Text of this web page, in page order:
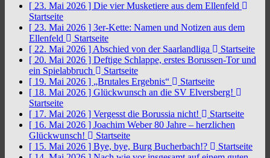
[ 23. Mai 2026 ] Die vier Musketiere aus dem Ellenfeld
Startseite
[ 23. Mai 2026 ] 3er-Kette: Namen und Notizen aus dem
Ellenfeld
Startseite
[ 22. Mai 2026 ] Abschied von der Saarlandliga
Startseite
[ 20. Mai 2026 ] Deftige Schlappe, erstes Borussen-Tor und
ein Spielabbruch
Startseite
[ 19. Mai 2026 ] „Brutales Ergebnis“
Startseite
[ 18. Mai 2026 ] Glückwunsch an die SV Elversberg!
Startseite
[ 17. Mai 2026 ] Vergesst die Borussia nicht!
Startseite
[ 16. Mai 2026 ] Joachim Weber 80 Jahre – herzlichen
Glückwunsch!
Startseite
[ 15. Mai 2026 ] Bye, bye, Burg Bucherbach!?
Startseite